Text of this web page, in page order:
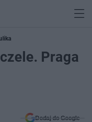
Praga
Dodaj do Google